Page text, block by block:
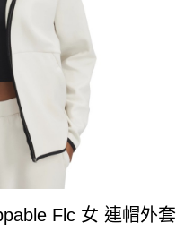
Flc 女 連帽外套